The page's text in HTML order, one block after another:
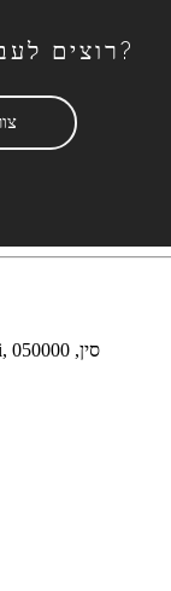
רוצים לעבוד עם ארה"ב?
כתובת: חדר 1705, בניין העסקים Tianyuan, מס '3 Yuejin Road, Chang'an District, Shijiazhuang, Hebei, סין, 050000